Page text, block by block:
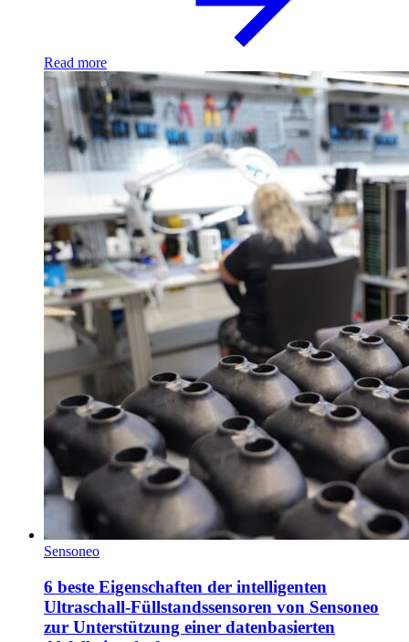
Read more
Sensoneo
6 beste Eigenschaften der intelligenten
Ultraschall-Füllstandssensoren von Sensoneo
zur Unterstützung einer datenbasierten